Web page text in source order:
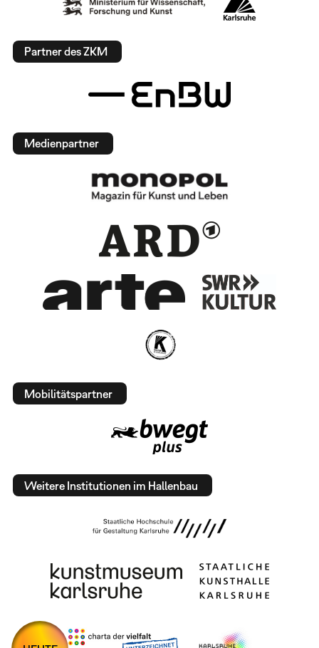
Partner des ZKM
Medienpartner
Mobilitätspartner
Weitere Institutionen im Hallenbau